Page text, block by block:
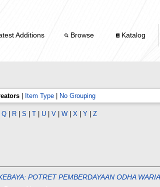
Additions Browse Katalog
| Item Type| No Grouping
Q R S T U V W X Y Z
POTRET PEMBERDAYAAN ODHA